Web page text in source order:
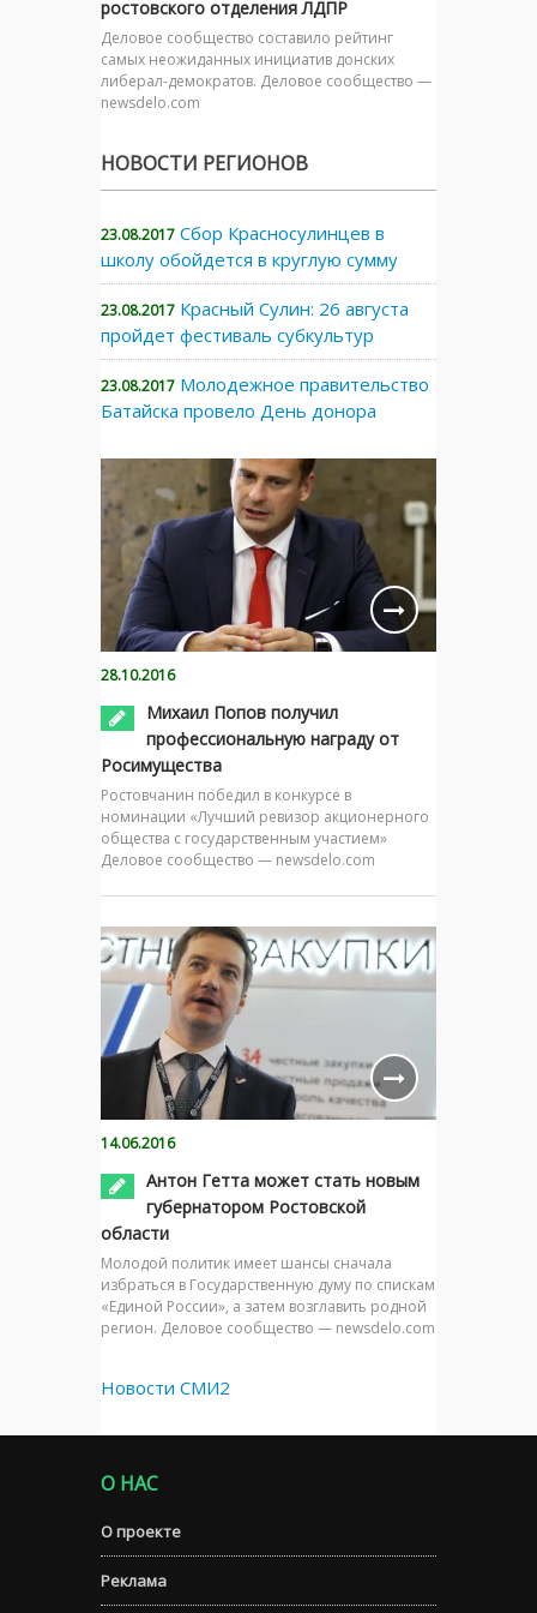
ростовского отделения ЛДПР
Деловое сообщество составило рейтинг
самых неожиданных инициатив донских
либерал-демократов. Деловое сообщество —
newsdelo.com
НОВОСТИ РЕГИОНОВ
23.08.2017 Сбор Красносулинцев в
школу обойдется в круглую сумму
23.08.2017 Красный Сулин: 26 августа
пройдет фестиваль субкультур
23.08.2017 Молодежное правительство
Батайска провело День донора
28.10.2016
Михаил Попов получил
профессиональную награду от
Росимущества
Ростовчанин победил в конкурсе в
номинации «Лучший ревизор акционерного
общества с государственным участием»
Деловое сообщество — newsdelo.com
14.06.2016
Антон Гетта может стать новым
губернатором Ростовской
области
Молодой политик имеет шансы сначала
избраться в Государственную думу по спискам
«Единой России», а затем возглавить родной
регион. Деловое сообщество — newsdelo.com
Новости СМИ2
О НАС
О проекте
Реклама